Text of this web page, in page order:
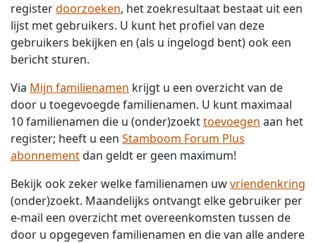
registerdoorzoeken, het zoekresultaat bestaat uit een
lijst met gebruikers. U kunt het profiel van deze
gebruikers bekijken en (als u ingelogd bent) ook een
bericht sturen.
Via Mijn familienamen krijgt u een overzicht van de
door u toegevoegde familienamen. U kunt maximaal
10 familienamen die u (onder)zoekttoevoegen aan het
register; heeft u een Stamboom Forum Plus
abonnementdan geldt er geen maximum!
Bekijk ook zeker welke familienamen uwvriendenkring
(onder)zoekt. Maandelijks ontvangt elke gebruiker per
e-mail een overzicht met overeenkomsten tussen de
door u opgegeven familienamen en die van alle andere